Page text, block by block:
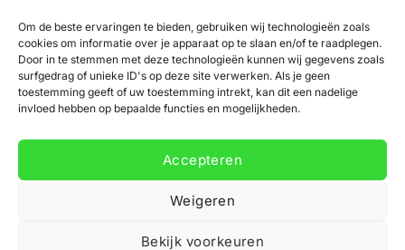
Om de beste ervaringen te bieden, gebruiken wij technologieën zoals
cookies om informatie over je apparaat op te slaan en/of te raadplegen.
Door in te stemmen met deze technologieën kunnen wij gegevens zoals
surfgedrag of unieke ID's op deze site verwerken. Als je geen
toestemming geeft of uw toestemming intrekt, kan dit een nadelige
invloed hebben op bepaalde functies en mogelijkheden.
Accepteren
Weigeren
Bekijk voorkeuren
Partners
Affiliate programma
Nieuwsbrief